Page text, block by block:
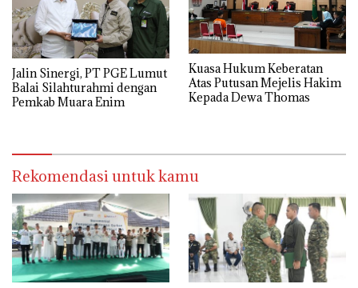
Jalin Sinergi, PT PGE Lumut
Balai Silahturahmi dengan
Pemkab Muara Enim
Kuasa Hukum Keberatan
Atas Putusan Mejelis Hakim
Kepada Dewa Thomas
Rekomendasi untuk kamu